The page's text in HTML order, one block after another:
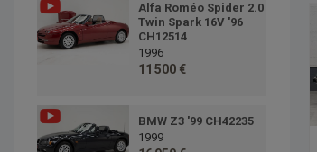
Alfa Roméo Spider 2.0
Twin Spark 16V '96
CH12514
1996
11 500 €
BMW Z3 '99 CH42235
1999